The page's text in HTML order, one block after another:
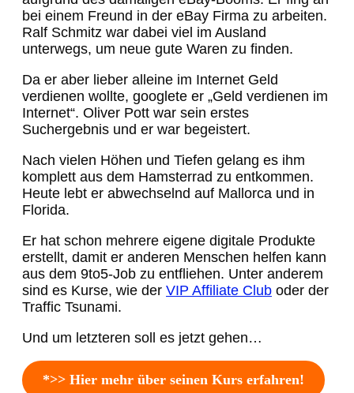
bei einem Freund in der eBay Firma zu arbeiten.
Ralf Schmitz war dabei viel im Ausland
unterwegs, um neue gute Waren zu finden.
Da er aber lieber alleine im Internet Geld
verdienen wollte, googlete er „Geld verdienen im
Internet“. Oliver Pott war sein erstes
Suchergebnis und er war begeistert.
Nach vielen Höhen und Tiefen gelang es ihm
komplett aus dem Hamsterrad zu entkommen.
Heute lebt er abwechselnd auf Mallorca und in
Florida.
Er hat schon mehrere eigene digitale Produkte
erstellt, damit er anderen Menschen helfen kann
aus dem 9to5-Job zu entfliehen. Unter anderem
sind es Kurse, wie der VIP Affiliate Club oder der
Traffic Tsunami.
Und um letzteren soll es jetzt gehen…
*>> Hier mehr über seinen Kurs erfahren!